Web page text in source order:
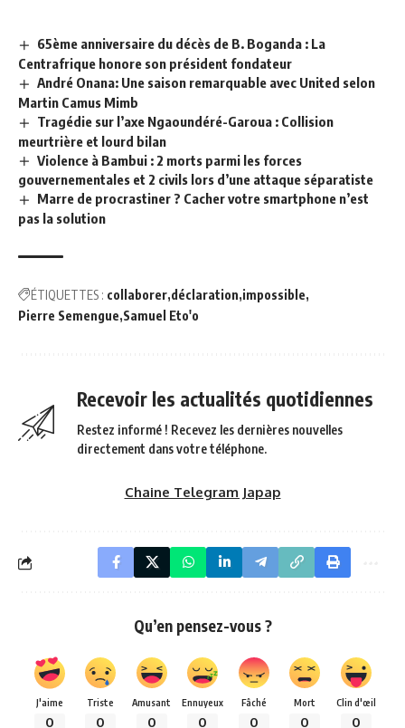
65ème anniversaire du décès de B. Boganda : La
Centrafrique honore son président fondateur
André Onana: Une saison remarquable avec United selon
Martin Camus Mimb
Tragédie sur l’axe Ngaoundéré-Garoua : Collision
meurtrière et lourd bilan
Violence à Bambui : 2 morts parmi les forces
gouvernementales et 2 civils lors d’une attaque séparatiste
Marre de procrastiner ? Cacher votre smartphone n’est
pas la solution
ÉTIQUETTES : collaborer déclaration impossible
Pierre Semengue Samuel Eto'o
Recevoir les actualités quotidiennes
Restez informé ! Recevez les dernières nouvelles
directement dans votre téléphone.
Chaine Telegram Japap
Qu’en pensez-vous ?
J'aime
0
Triste
0
Amusant
0
Ennuyeux
0
Fâché
0
Mort
0
Clin d'œil
0